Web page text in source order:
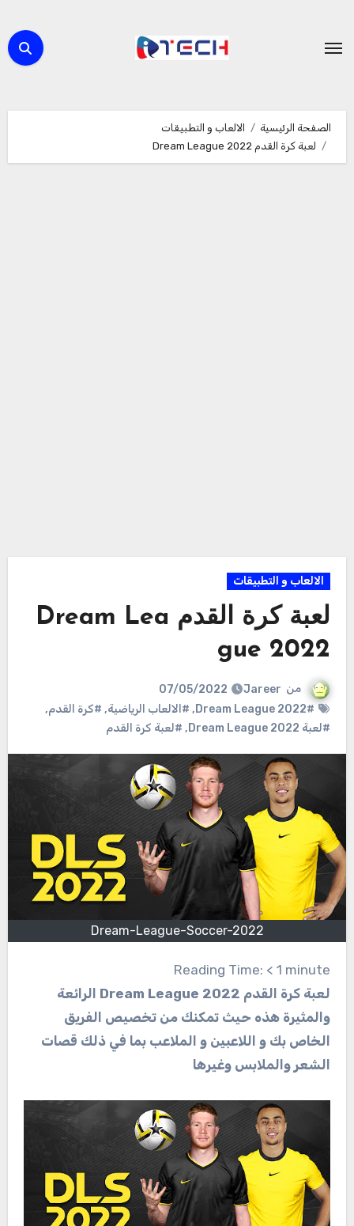
المحتوى
الصفحة الرئيسية
الالعاب و التطبيقات
لعبة كرة القدم Dream League 2022
الالعاب و التطبيقات
لعبة كرة القدم Dream Lea
gue 2022
من Jareer
07/05/2022
#Dream League 2022
, #الالعاب الرياضية, #كرة القدم,
#لعبة Dream League 2022
, #لعبة كرة القدم
Dream-League-Soccer-2022
Reading Time: < 1 minute
لعبة كرة القدم Dream League 2022
الرائعة
والمثيرة هذه حيث تمكنك من تخصيص الفريق
الخاص بك و اللاعبين و الملاعب بما في ذلك قصات
الشعر والملابس وغيرها